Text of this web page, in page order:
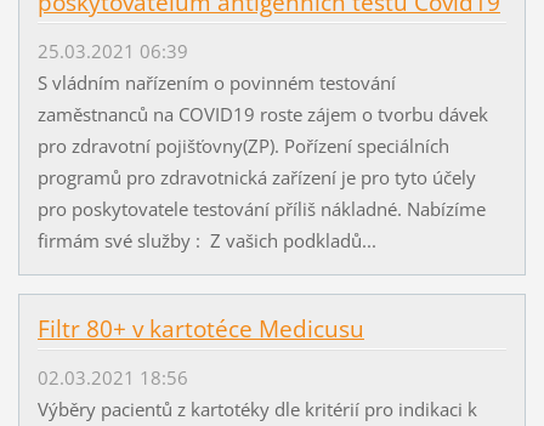
25.03.2021 06:39
S vládním nařízením o povinném testování
zaměstnanců na COVID19 roste zájem o tvorbu dávek
pro zdravotní pojišťovny(ZP). Pořízení speciálních
programů pro zdravotnická zařízení je pro tyto účely
pro poskytovatele testování příliš nákladné. Nabízíme
firmám své služby : Z vašich podkladů...
Filtr 80+ v kartotéce Medicusu
02.03.2021 18:56
Výběry pacientů z kartotéky dle kritérií pro indikaci k